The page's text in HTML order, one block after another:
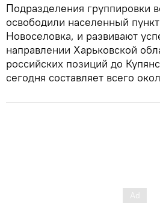
Подразделения группировки
освободили населенный
Новоселовка, и развивают
направлении Харьковской
российских позиций до
сегодня составляет всего